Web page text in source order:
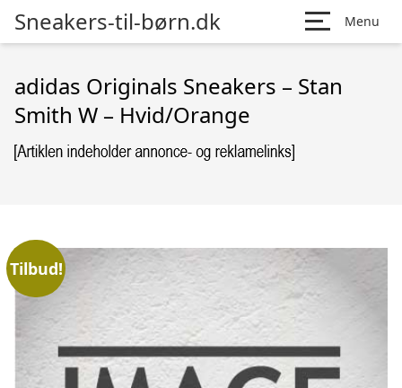
Sneakers-til-børn.dk Menu
adidas Originals Sneakers – Stan
Smith W – Hvid/Orange
Tilbud!